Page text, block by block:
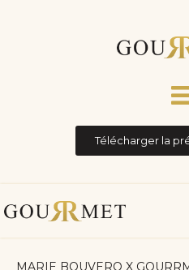
Télécharger la
MARIE BOUVERO X